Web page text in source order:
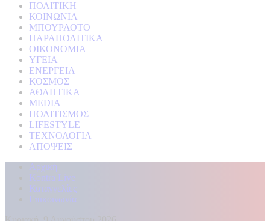
ΠΟΛΙΤΙΚΗ
ΚΟΙΝΩΝΙΑ
ΜΠΟΥΡΛΟΤΟ
ΠΑΡΑΠΟΛΙΤΙΚΑ
ΟΙΚΟΝΟΜΙΑ
ΥΓΕΙΑ
ΕΝΕΡΓΕΙΑ
ΚΟΣΜΟΣ
ΑΘΛΗΤΙΚΑ
MEDIA
ΠΟΛΙΤΙΣΜΟΣ
LIFESTYLE
ΤΕΧΝΟΛΟΓΙΑ
ΑΠΟΨΕΙΣ
Αρχική
Kontra Live
Καταγγελίες
Επικοινωνία